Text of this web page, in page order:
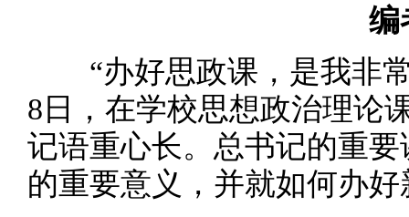
编
“办好思政课，是我非常
8日，在学校思想政治理论
记语重心长。总书记的重
的重要意义，并就如何办